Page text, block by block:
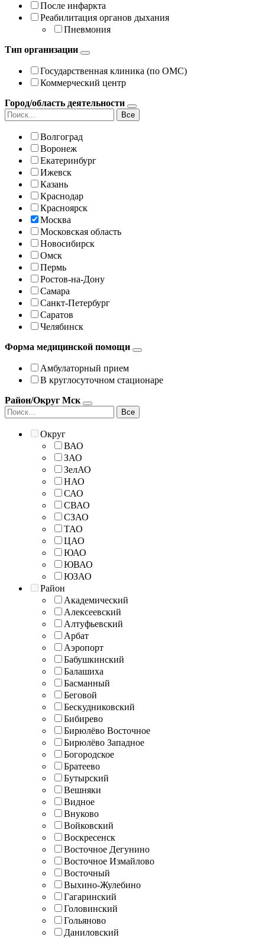
После инфаркта
Реабилитация органов дыхания
Пневмония
Тип организации
Государственная клиника (по ОМС)
Коммерческий центр
Город/область деятельности
Все
Волгоград
Воронеж
Екатеринбург
Ижевск
Казань
Краснодар
Красноярск
Москва
Московская область
Новосибирск
Омск
Пермь
Ростов-на-Дону
Самара
Санкт-Петербург
Саратов
Челябинск
Форма медицинской помощи
Амбулаторный прием
В круглосуточном стационаре
Район/Округ Мск
Все
Округ
ВАО
ЗАО
ЗелАО
НАО
САО
СВАО
СЗАО
ТАО
ЦАО
ЮАО
ЮВАО
ЮЗАО
Район
Академический
Алексеевский
Алтуфьевский
Арбат
Аэропорт
Бабушкинский
Балашиха
Басманный
Беговой
Бескудниковский
Бибирево
Бирюлёво Восточное
Бирюлёво Западное
Богородское
Братеево
Бутырский
Вешняки
Видное
Внуково
Войковский
Воскресенск
Восточное Дегунино
Восточное Измайлово
Восточный
Выхино-Жулебино
Гагаринский
Головинский
Гольяново
Даниловский